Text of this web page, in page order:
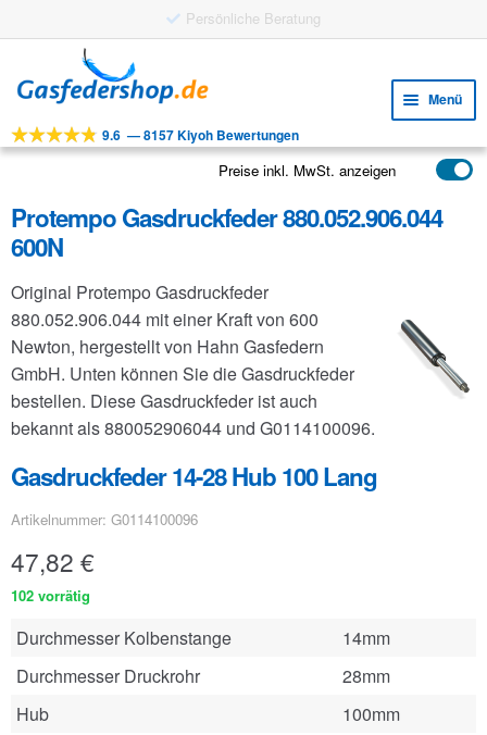
Gratis Versand ab 25 €
Navigation
springen
Inhalt
springen
Menü
Werkzeuge
Anwendungen
FAQ
9.6 —8157 Kiyoh Bewertungen
Preise inkl. MwSt. anzeigen
Protempo Gasdruckfeder 880.052.906.044
600N
Original Protempo Gasdruckfeder
880.052.906.044 mit einer Kraft von 600
Newton, hergestellt von Hahn Gasfedern
GmbH. Unten können Sie die Gasdruckfeder
bestellen. Diese Gasdruckfeder ist auch
bekannt als 880052906044 und G0114100096.
Gasdruckfeder 14-28 Hub 100 Lang
Artikelnummer: G0114100096
47,82 €
102 vorrätig
Durchmesser Kolbenstange
14mm
Durchmesser Druckrohr
28mm
Hub
100mm